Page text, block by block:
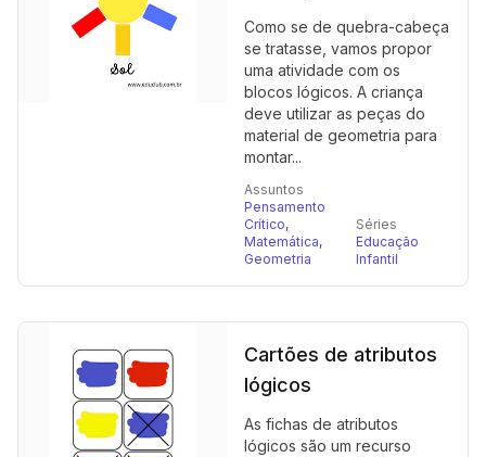
Como se de quebra-cabeça
se tratasse, vamos propor
uma atividade com os
blocos lógicos. A criança
deve utilizar as peças do
material de geometria para
montar...
Assuntos
Pensamento
Crítico,
Matemática,
Geometria
Séries
Educação
Infantil
Cartões de atributos
lógicos
As fichas de atributos
lógicos são um recurso